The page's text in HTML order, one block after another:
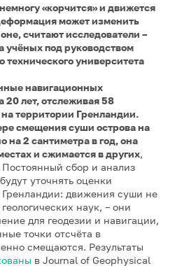
«корчится» и движется
может изменить
считают исследователи –
учёных под руководством
технического университета
навигационных
20 лет, отслеживая 58
территории Гренландии.
смещения суши острова на
на 2 сантиметра в год, она
и сжимается в других,
сбор и анализ
уточнять оценки
движения суши не
наук, – они
для геодезии и навигации,
точки отсчёта в
смещаются. Результаты
в Journal of Geophysical